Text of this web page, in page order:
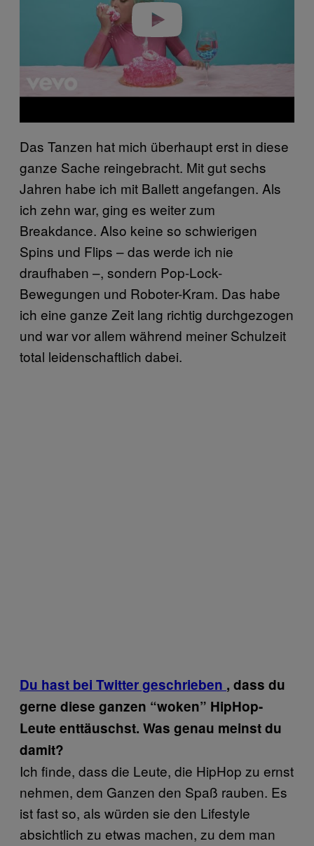
Das Tanzen hat mich überhaupt erst in diese
ganze Sache reingebracht. Mit gut sechs
Jahren habe ich mit Ballett angefangen. Als
ich zehn war, ging es weiter zum
Breakdance. Also keine so schwierigen
Spins und Flips – das werde ich nie
draufhaben –, sondern Pop-Lock-
Bewegungen und Roboter-Kram. Das habe
ich eine ganze Zeit lang richtig durchgezogen
und war vor allem während meiner Schulzeit
total leidenschaftlich dabei.
Du hast bei Twitter geschrieben , dass du
gerne diese ganzen “woken” HipHop-
Leute enttäuschst. Was genau meinst du
damit?
Ich finde, dass die Leute, die HipHop zu ernst
nehmen, dem Ganzen den Spaß rauben. Es
ist fast so, als würden sie den Lifestyle
absichtlich zu etwas machen, zu dem man